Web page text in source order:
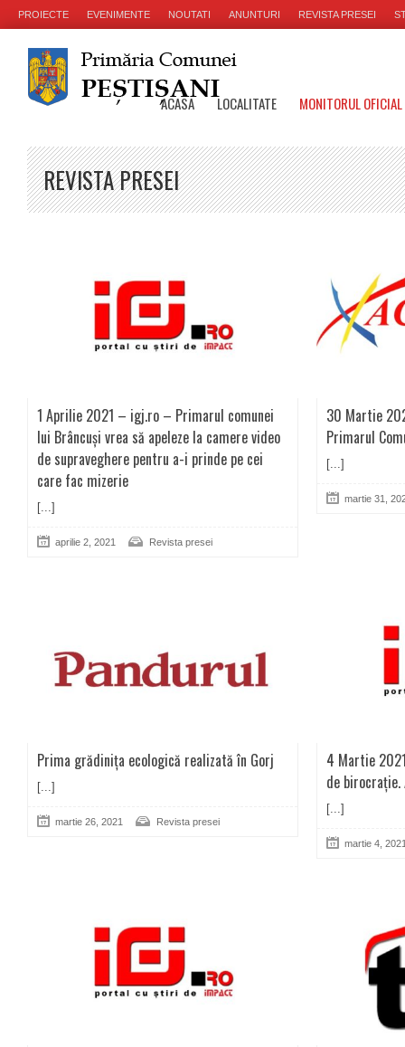
PROIECTE EVENIMENTE NOUTATI ANUNTURI REVISTA PRESEI
ACASA LOCALITATE MONITORUL
REVISTA PRESEI
1 Aprilie 2021 – igj.ro – Primarul comunei
lui Brâncuși vrea să apeleze la camere video
de supraveghere pentru a-i prinde pe cei
care fac mizerie
[...]
aprilie 2, 2021 Revista presei
30 Martie
Primarul
[...]
martie 31,
Prima grădinița ecologică realizată în Gorj
[...]
martie 26, 2021 Revista presei
4 Martie
de
[...]
martie 4,